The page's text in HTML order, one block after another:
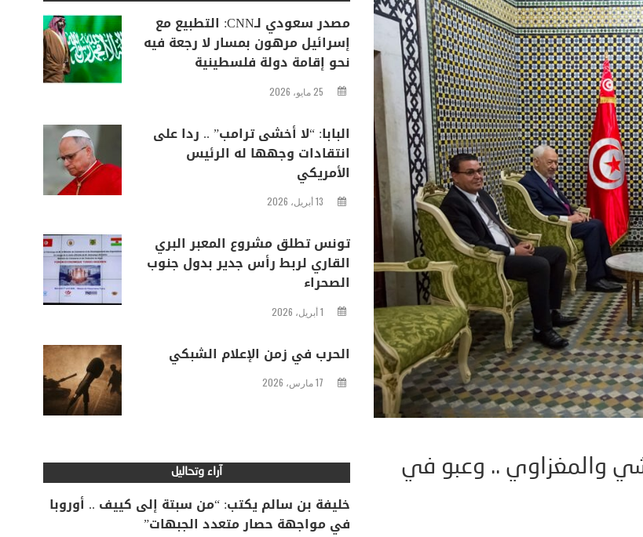
والمغزاوي .. وعبو في
مصدر سعودي لـCNN: التطبيع مع
إسرائيل مرهون بمسار لا رجعة فيه
نحو إقامة دولة فلسطينية
25 مايو، 2026
البابا: “لا أخشى ترامب” .. ردا على
انتقادات وجهها له الرئيس
الأمريكي
13 أبريل، 2026
تونس تطلق مشروع المعبر البري
القاري لربط رأس جدير بدول جنوب
الصحراء
1 أبريل، 2026
الحرب في زمن الإعلام الشبكي
17 مارس، 2026
آراء وتحاليل
خليفة بن سالم يكتب: “من سبتة إلى كييف .. أوروبا
في مواجهة حصار متعدد الجبهات”